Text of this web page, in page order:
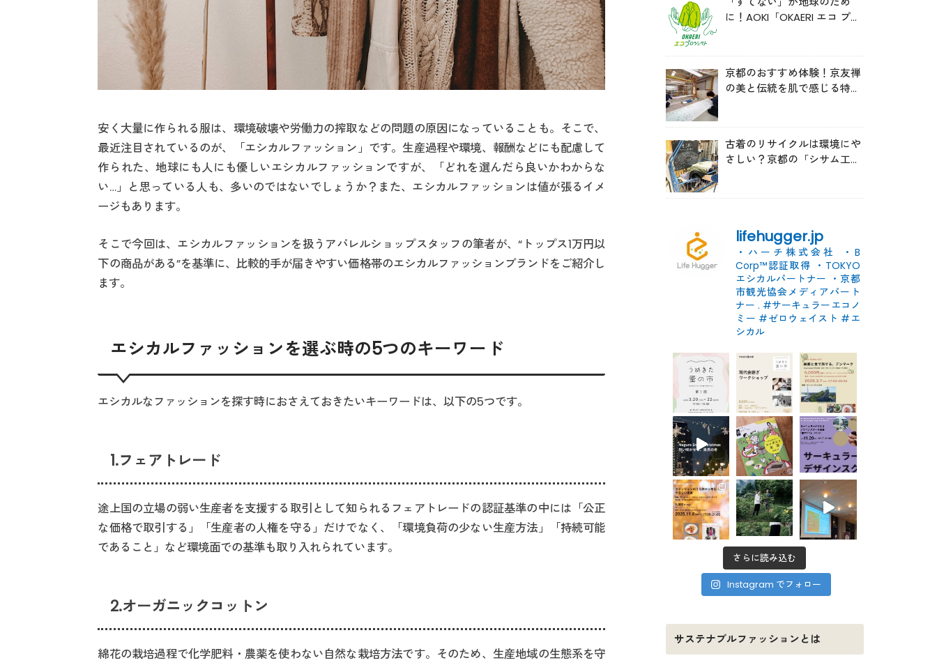
安く大量に作られる服は、環境破壊や労働力の搾取などの問題の原因になっていることも。そこで、
最近注目されているのが、「エシカルファッション」です。生産過程や環境、報酬などにも配慮して
作られた、地球にも人にも優しいエシカルファッションですが、「どれを選んだら良いかわからな
い…」と思っている人も、多いのではないでしょうか？また、エシカルファッションは値が張るイメ
ージもあります。
そこで今回は、エシカルファッションを扱うアパレルショップスタッフの筆者が、“トップス1万円以
下の商品がある”を基準に、比較的手が届きやすい価格帯のエシカルファッションブランドをご紹介し
ます。
エシカルファッションを選ぶ時の5つのキーワード
エシカルなファッションを探す時におさえておきたいキーワードは、以下の5つです。
1.フェアトレード
途上国の立場の弱い生産者を支援する取引として知られるフェアトレードの認証基準の中には「公正
な価格で取引する」「生産者の人権を守る」だけでなく、「環境負荷の少ない生産方法」「持続可能
であること」など環境面での基準も取り入れられています。
2.オーガニックコットン
綿花の栽培過程で化学肥料・農薬を使わない自然な栽培方法です。そのため、生産地域の生態系を守
に！AOKI「OKAERI エコ プロ
京都のおすすめ体験！京友禅
の美と伝統を肌で感じる特別
古着のリサイクルは環境にや
さしい？京都の「シサム工
lifehugger.jp
・ハーチ株式会社
・B
Corp™認証取得 ・TOKYO
エシカルパートナー ・京都
市観光協会メディアパート
ナー . #サーキュラーエコノ
ミー #ゼロウェイスト #エ
シカル
さらに読み込む
Instagram でフォロー
サステナブルファッションとは